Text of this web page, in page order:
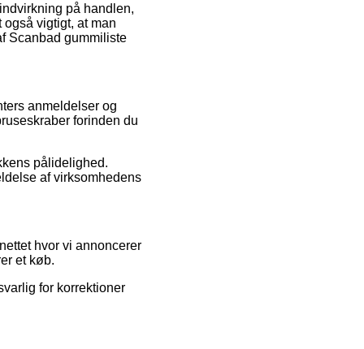
på handlen,
vigtigt, at man
Scanbad gummiliste
anmeldelser og
forinden du
pålidelighed.
af virksomhedens
hvor vi annoncerer
et køb.
for korrektioner